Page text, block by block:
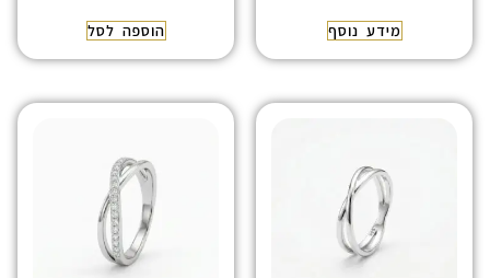
מידע נוסף הוספה לסל